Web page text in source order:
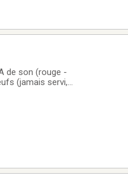
de son (rouge -